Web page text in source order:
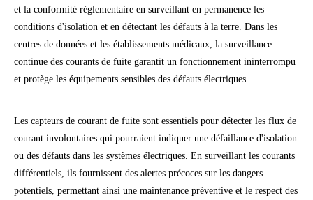
et la conformité réglementaire en surveillant en permanence les
conditions d'isolation et en détectant les défauts à la terre. Dans les
centres de données et les établissements médicaux, la surveillance
continue des courants de fuite garantit un fonctionnement ininterrompu
et protège les équipements sensibles des défauts électriques.
Les capteurs de courant de fuite sont essentiels pour détecter les flux de
courant involontaires qui pourraient indiquer une défaillance d'isolation
ou des défauts dans les systèmes électriques. En surveillant les courants
différentiels, ils fournissent des alertes précoces sur les dangers
potentiels, permettant ainsi une maintenance préventive et le respect des